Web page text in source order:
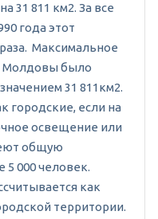
31 811 км2. За все
года этот
Максимальное
Молдовы было
31 811км2.
городские, если на
освещение или
общую
5 000 человек.
как
территории.